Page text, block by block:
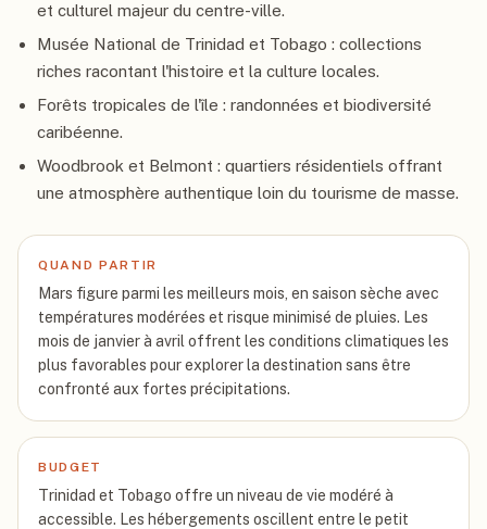
et culturel majeur du centre-ville.
Musée National de Trinidad et Tobago : collections
riches racontant l'histoire et la culture locales.
Forêts tropicales de l'île : randonnées et biodiversité
caribéenne.
Woodbrook et Belmont : quartiers résidentiels offrant
une atmosphère authentique loin du tourisme de masse.
QUAND PARTIR
Mars figure parmi les meilleurs mois, en saison sèche avec
températures modérées et risque minimisé de pluies. Les
mois de janvier à avril offrent les conditions climatiques les
plus favorables pour explorer la destination sans être
confronté aux fortes précipitations.
BUDGET
Trinidad et Tobago offre un niveau de vie modéré à
accessible. Les hébergements oscillent entre le petit